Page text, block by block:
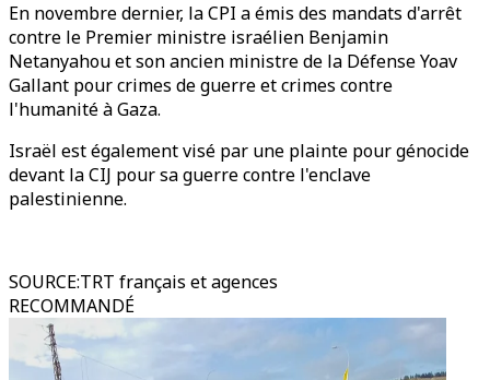
En novembre dernier, la CPI a émis des mandats d'arrêt
contre le Premier ministre israélien Benjamin
Netanyahou et son ancien ministre de la Défense Yoav
Gallant pour crimes de guerre et crimes contre
l'humanité à Gaza.
Israël est également visé par une plainte pour génocide
devant la CIJ pour sa guerre contre l'enclave
palestinienne.
SOURCE:TRT français et agences
RECOMMANDÉ